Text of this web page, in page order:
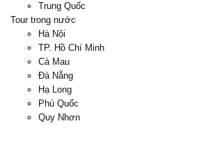
Trung Quốc
Tour trong nước
Hà Nội
TP. Hồ Chí Minh
Cà Mau
Đà Nẵng
Hạ Long
Phú Quốc
Quy Nhơn